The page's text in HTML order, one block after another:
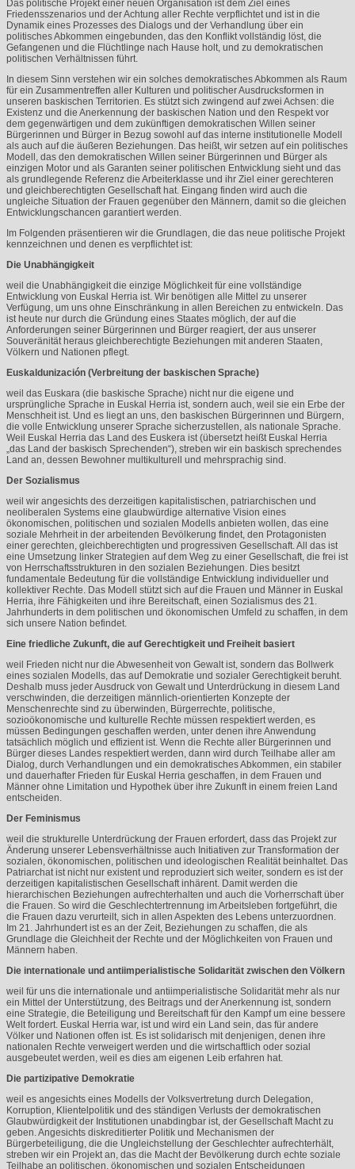
Das politische Projekt einer neuen Organisation ist dem Ziel eines
Friedensszenarios und der Achtung aller Rechte verpflichtet und ist in die
Dynamik eines Prozesses des Dialogs und der Verhandlung über ein
politisches Abkommen eingebunden, das den Konflikt vollständig löst, die
Gefangenen und die Flüchtlinge nach Hause holt, und zu demokratischen
politischen Verhältnissen führt.
In diesem Sinn verstehen wir ein solches demokratisches Abkommen als Raum
für ein Zusammentreffen aller Kulturen und politischer Ausdrucksformen in
unseren baskischen Territorien. Es stützt sich zwingend auf zwei Achsen: die
Existenz und die Anerkennung der baskischen Nation und den Respekt vor
dem gegenwärtigen und dem zukünftigen demokratischen Willen seiner
Bürgerinnen und Bürger in Bezug sowohl auf das interne institutionelle Modell
als auch auf die äußeren Beziehungen. Das heißt, wir setzen auf ein politisches
Modell, das den demokratischen Willen seiner Bürgerinnen und Bürger als
einzigen Motor und als Garanten seiner politischen Entwicklung sieht und das
als grundlegende Referenz die Arbeiterklasse und ihr Ziel einer gerechteren
und gleichberechtigten Gesellschaft hat. Eingang finden wird auch die
ungleiche Situation der Frauen gegenüber den Männern, damit so die gleichen
Entwicklungschancen garantiert werden.
Im Folgenden präsentieren wir die Grundlagen, die das neue politische Projekt
kennzeichnen und denen es verpflichtet ist:
Die Unabhängigkeit
weil die Unabhängigkeit die einzige Möglichkeit für eine vollständige
Entwicklung von Euskal Herria ist. Wir benötigen alle Mittel zu unserer
Verfügung, um uns ohne Einschränkung in allen Bereichen zu entwickeln. Das
ist heute nur durch die Gründung eines Staates möglich, der auf die
Anforderungen seiner Bürgerinnen und Bürger reagiert, der aus unserer
Souveränität heraus gleichberechtigte Beziehungen mit anderen Staaten,
Völkern und Nationen pflegt.
Euskaldunización (Verbreitung der baskischen Sprache)
weil das Euskara (die baskische Sprache) nicht nur die eigene und
ursprüngliche Sprache in Euskal Herria ist, sondern auch, weil sie ein Erbe der
Menschheit ist. Und es liegt an uns, den baskischen Bürgerinnen und Bürgern,
die volle Entwicklung unserer Sprache sicherzustellen, als nationale Sprache.
Weil Euskal Herria das Land des Euskera ist (übersetzt heißt Euskal Herria
„das Land der baskisch Sprechenden“), streben wir ein baskisch sprechendes
Land an, dessen Bewohner multikulturell und mehrsprachig sind.
Der Sozialismus
weil wir angesichts des derzeitigen kapitalistischen, patriarchischen und
neoliberalen Systems eine glaubwürdige alternative Vision eines
ökonomischen, politischen und sozialen Modells anbieten wollen, das eine
soziale Mehrheit in der arbeitenden Bevölkerung findet, den Protagonisten
einer gerechten, gleichberechtigten und progressiven Gesellschaft. All das ist
eine Umsetzung linker Strategien auf dem Weg zu einer Gesellschaft, die frei ist
von Herrschaftsstrukturen in den sozialen Beziehungen. Dies besitzt
fundamentale Bedeutung für die vollständige Entwicklung individueller und
kollektiver Rechte. Das Modell stützt sich auf die Frauen und Männer in Euskal
Herria, ihre Fähigkeiten und ihre Bereitschaft, einen Sozialismus des 21.
Jahrhunderts in dem politischen und ökonomischen Umfeld zu schaffen, in dem
sich unsere Nation befindet.
Eine friedliche Zukunft, die auf Gerechtigkeit und Freiheit basiert
weil Frieden nicht nur die Abwesenheit von Gewalt ist, sondern das Bollwerk
eines sozialen Modells, das auf Demokratie und sozialer Gerechtigkeit beruht.
Deshalb muss jeder Ausdruck von Gewalt und Unterdrückung in diesem Land
verschwinden, die derzeitigen männlich-orientierten Konzepte der
Menschenrechte sind zu überwinden, Bürgerrechte, politische,
sozioökonomische und kulturelle Rechte müssen respektiert werden, es
müssen Bedingungen geschaffen werden, unter denen ihre Anwendung
tatsächlich möglich und effizient ist. Wenn die Rechte aller Bürgerinnen und
Bürger dieses Landes respektiert werden, dann wird durch Teilhabe aller am
Dialog, durch Verhandlungen und ein demokratisches Abkommen, ein stabiler
und dauerhafter Frieden für Euskal Herria geschaffen, in dem Frauen und
Männer ohne Limitation und Hypothek über ihre Zukunft in einem freien Land
entscheiden.
Der Feminismus
weil die strukturelle Unterdrückung der Frauen erfordert, dass das Projekt zur
Änderung unserer Lebensverhältnisse auch Initiativen zur Transformation der
sozialen, ökonomischen, politischen und ideologischen Realität beinhaltet. Das
Patriarchat ist nicht nur existent und reproduziert sich weiter, sondern es ist der
derzeitigen kapitalistischen Gesellschaft inhärent. Damit werden die
hierarchischen Beziehungen aufrechterhalten und auch die Vorherrschaft über
die Frauen. So wird die Geschlechtertrennung im Arbeitsleben fortgeführt, die
die Frauen dazu verurteilt, sich in allen Aspekten des Lebens unterzuordnen.
Im 21. Jahrhundert ist es an der Zeit, Beziehungen zu schaffen, die als
Grundlage die Gleichheit der Rechte und der Möglichkeiten von Frauen und
Männern haben.
Die internationale und antiimperialistische Solidarität zwischen den Völkern
weil für uns die internationale und antiimperialistische Solidarität mehr als nur
ein Mittel der Unterstützung, des Beitrags und der Anerkennung ist, sondern
eine Strategie, die Beteiligung und Bereitschaft für den Kampf um eine bessere
Welt fordert. Euskal Herria war, ist und wird ein Land sein, das für andere
Völker und Nationen offen ist. Es ist solidarisch mit denjenigen, denen ihre
nationalen Rechte verweigert werden und die wirtschaftlich oder sozial
ausgebeutet werden, weil es dies am eigenen Leib erfahren hat.
Die partizipative Demokratie
weil es angesichts eines Modells der Volksvertretung durch Delegation,
Korruption, Klientelpolitik und des ständigen Verlusts der demokratischen
Glaubwürdigkeit der Institutionen unabdingbar ist, der Gesellschaft Macht zu
geben. Angesichts diskreditierter Politik und Mechanismen der
Bürgerbeteiligung, die die Ungleichstellung der Geschlechter aufrechterhält,
streben wir ein Projekt an, das die Macht der Bevölkerung durch echte soziale
Teilhabe an politischen, ökonomischen und sozialen Entscheidungen